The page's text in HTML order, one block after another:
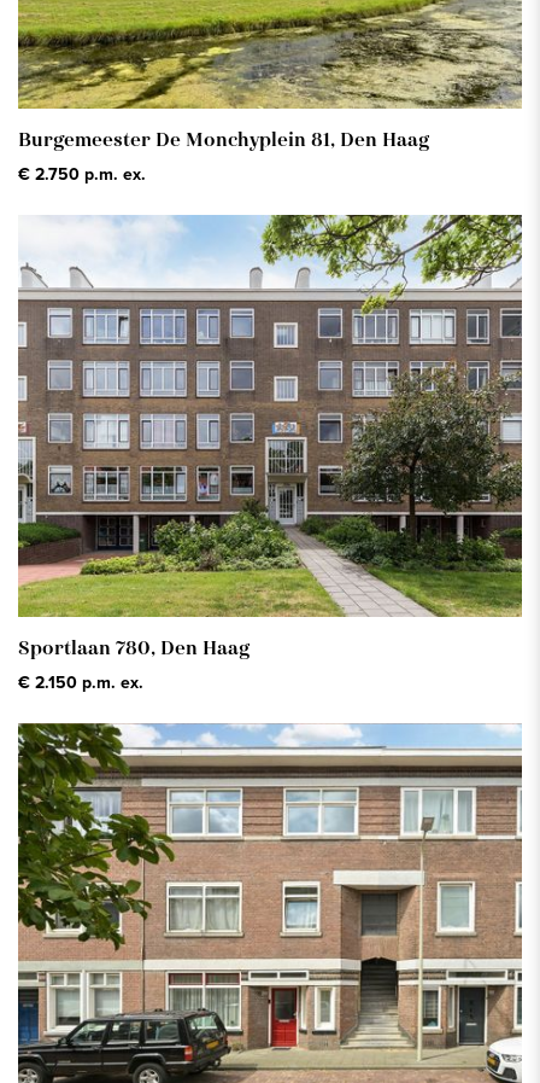
Burgemeester De Monchyplein 81, Den Haag
€ 2.750 p.m. ex.
Sportlaan 780, Den Haag
€ 2.150 p.m. ex.